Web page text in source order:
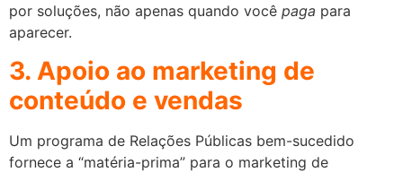
por soluções, não apenas quando você paga para
aparecer.
3. Apoio ao marketing de
conteúdo e vendas
Um programa de Relações Públicas bem-sucedido
fornece a “matéria-prima” para o marketing de